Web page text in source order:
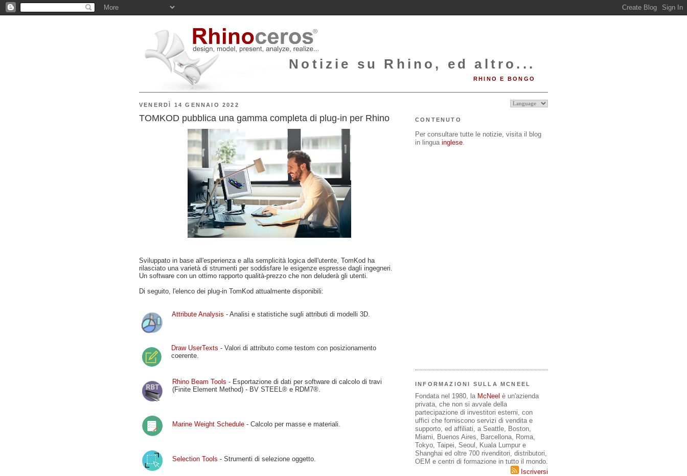
Notizie su Rhino, ed altro...
RHINO E BONGO
VENERDÌ 14 GENNAIO 2022
TOMKOD pubblica una gamma completa di plug-in per Rhino
Sviluppato in base all'esperienza e alla semplicità logica dell'utente, TomKod ha
rilasciato una varietà di strumenti per soddisfare le esigenze espresse dagli ingegneri.
Un software con un ottimo rapporto qualità-prezzo che non deluderà gli utenti.
Di seguito, l'elenco dei plug-in TomKod attualmente disponibili:
Attribute Analysis - Analisi e statistiche sugli attributi di modelli 3D.
Draw UserTexts - Valori di attributo come testom con posizionamento
coerente.
Rhino Beam Tools - Esportazione di dati per software di calcolo di travi
(Finite Element Method) - BV STEEL® e RDM7®.
Marine Weight Schedule - Calcolo per masse e materiali.
Selection Tools - Strumenti di selezione oggetto.
CONTENUTO
Per consultare tutte le notizie, visita il blog
in lingua inglese
INFORMAZIONI SULLA MCNEEL
Fondata nel 1980, la McNeel è un'azienda
privata, che non si avvale della
partecipazione di investitori esterni, con
uffici che forniscono servizi di vendita e
supporto, ed affiliati, a Seattle, Boston,
Miami, Buenos Aires, Barcellona, Roma,
Tokyo, Taipei, Seoul, Kuala Lumpur e
Shanghai ed oltre 700 rivenditori, distributori,
OEM e centri di formazione in tutto il mondo.
Iscriversi